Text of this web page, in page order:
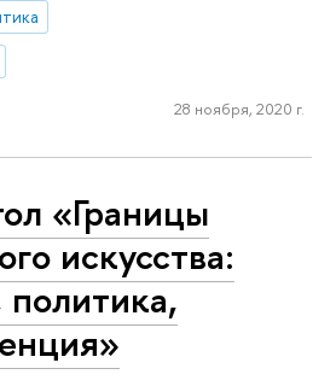
28 ноября, 2020 г.
«Границы
искусства: